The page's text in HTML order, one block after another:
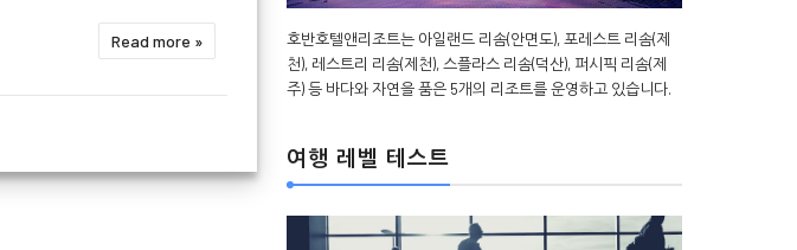
Read more »
호반호텔앤리조트는 아일랜드 리솜(안면도), 포레스트 리솜(제
천), 레스트리 리솜(제천), 스플라스 리솜(덕산), 퍼시픽 리솜(제
주) 등 바다와 자연을 품은 5개의 리조트를 운영하고 있습니다.
여행 레벨 테스트